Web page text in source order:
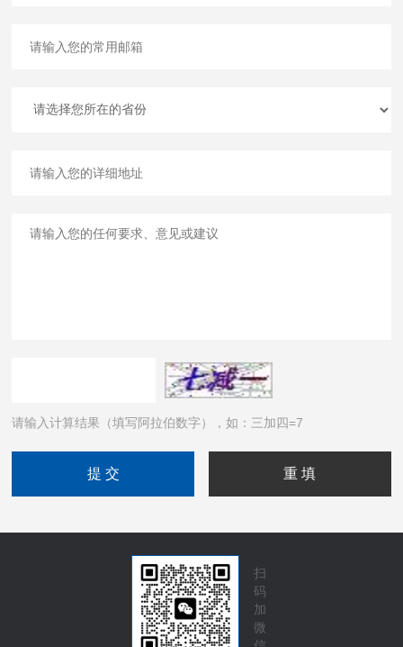
请输入计算结果（填写阿拉伯数字），如：三加四=7
扫
码
加
微